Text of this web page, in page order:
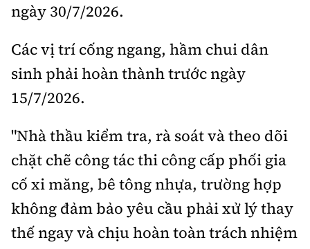
ngày 30/7/2026.
Các vị trí cống ngang, hầm chui dân
sinh phải hoàn thành trước ngày
15/7/2026.
"Nhà thầu kiểm tra, rà soát và theo dõi
chặt chẽ công tác thi công cấp phối gia
cố xi măng, bê tông nhựa, trường hợp
không đảm bảo yêu cầu phải xử lý thay
thế ngay và chịu hoàn toàn trách nhiệm